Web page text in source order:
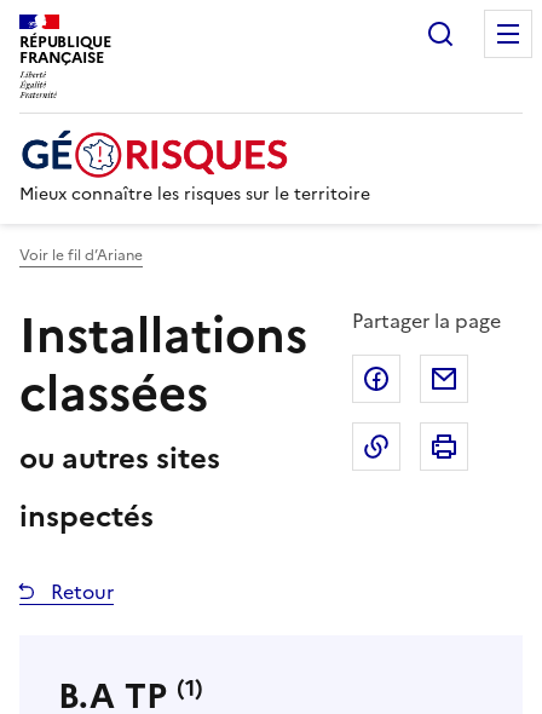
RÉPUBLIQUE
FRANÇAISE
Mieux connaître les risques sur le territoire
Voir le fil d’Ariane
Installations
classées
ou autres sites
inspectés
Partager la page
Partager sur
Copier dans
Retour
B.A TP (1)